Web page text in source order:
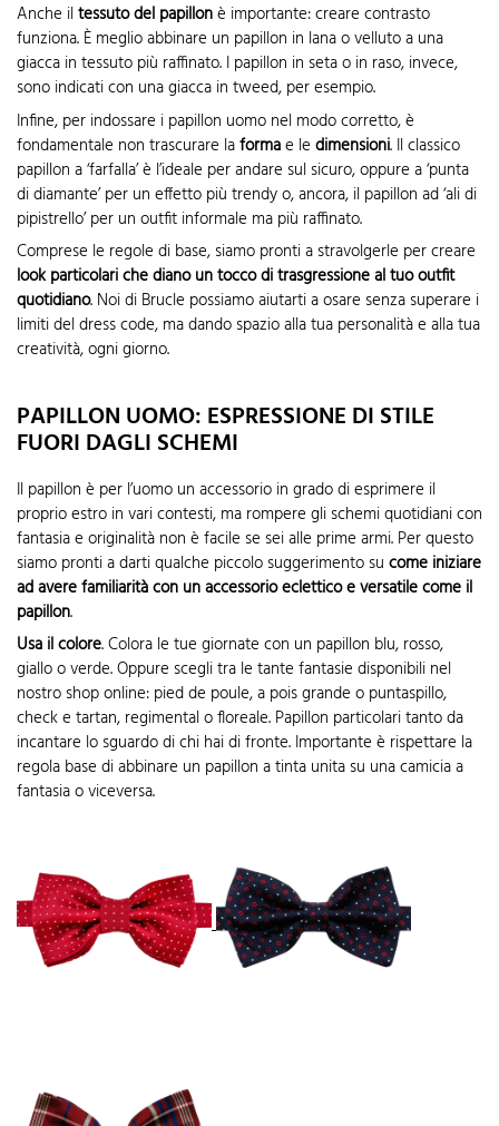
Anche iltessutodel papillonè importante: creare contrasto
funziona. È meglio abbinare un papillon in lana o velluto a una
giacca in tessuto più raffinato. I papillon in seta o in raso, invece,
sono indicati con una giacca in tweed, per esempio.
Infine, per indossare i papillon uomo nel modo corretto, è
fondamentale non trascurare laformae le dimensioni. Il classico
papillon a ‘farfalla’ è l’ideale per andare sul sicuro, oppure a ‘punta
di diamante’ per un effetto più trendy o, ancora, il papillon ad ‘ali di
pipistrello’ per un outfit informale ma più raffinato.
Comprese le regole di base, siamo pronti a stravolgerle per creare
look particolari che diano un tocco di trasgressione al tuo outfit
quotidiano. Noi di Brucle possiamo aiutarti a osare senza superare i
limiti del dress code, ma dando spazio alla tua personalità e alla tua
creatività, ogni giorno.
PAPILLON UOMO: ESPRESSIONE DI STILE
FUORI DAGLI SCHEMI
Il papillon è per l’uomo un accessorio in grado di esprimere il
proprio estro in vari contesti, ma rompere gli schemi quotidiani con
fantasia e originalità non è facile se sei alle prime armi. Per questo
siamo pronti a darti qualche piccolo suggerimento su come iniziare
ad avere familiarità con un accessorio eclettico e versatile come il
papillon.
Usa il colore. Colora le tue giornate con un papillon blu, rosso,
giallo o verde. Oppure scegli tra le tante fantasie disponibili nel
nostro shop online: pied de poule, a pois grande o puntaspillo,
check e tartan, regimental o floreale. Papillon particolari tanto da
incantare lo sguardo di chi hai di fronte. Importante è rispettare la
regola base di abbinare un papillon a tinta unita su una camicia a
fantasia o viceversa.